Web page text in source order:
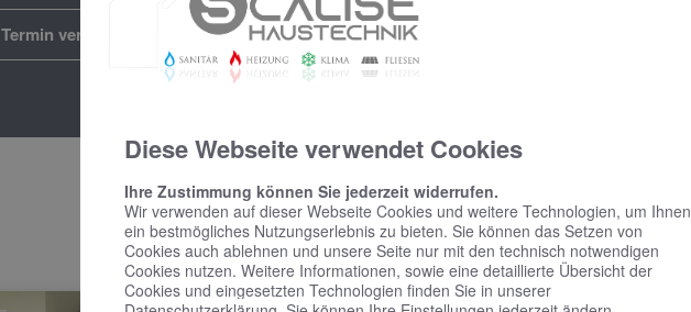
Termin vereinbaren
Diese Webseite verwendet Cookies
Ihre Zustimmung können Sie jederzeit widerrufen.
Wir verwenden auf dieser Webseite Cookies und weitere Technologien, um Ihnen
ein bestmögliches Nutzungserlebnis zu bieten. Sie können das Setzen von
Cookies auch ablehnen und unsere Seite nur mit den technisch notwendigen
Cookies nutzen. Weitere Informationen, sowie eine detaillierte Übersicht der
Cookies und eingesetzten Technologien finden Sie in unserer